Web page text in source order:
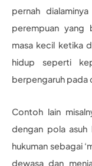
pernah
perempuan yang
masa kecil ketika
hidup seperti
berpengaruh pada
Contoh lain
dengan pola asuh
hukuman sebagai
dewasa dan